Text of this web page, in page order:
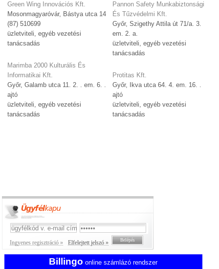
Green Wing Innovációs Kft.
Mosonmagyaróvár, Bástya utca 14
(87) 510699
üzletviteli, egyéb vezetési
tanácsadás
Marimba 2000 Kulturális És
Informatikai Kft.
Győr, Galamb utca 11. 2. . em. 6. .
ajtó
üzletviteli, egyéb vezetési
tanácsadás
Pannon Safety Munkabiztonsági
És Tűzvédelmi Kft.
Győr, Szigethy Attila út 71/a. 3.
em. 2. a.
üzletviteli, egyéb vezetési
tanácsadás
Protitas Kft.
Győr, Ikva utca 64. 4. em. 16. .
ajtó
üzletviteli, egyéb vezetési
tanácsadás
Ingyenes regisztráció » Elfelejtett jelszó »
Billingo online számlázó rendszer